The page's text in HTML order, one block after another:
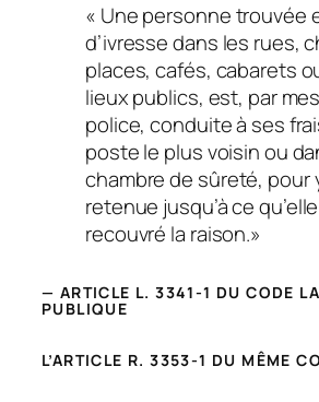
« Une personne trouvée
d’ivresse dans les rues,
places, cafés, cabarets
lieux publics, est, par
police, conduite à ses
poste le plus voisin ou
chambre de sûreté, pour
retenue jusqu’à ce
recouvré la raison.»
— ARTICLE L. 3341-1 DU CODE
PUBLIQUE
L’ARTICLE R. 3353-1 DU MÊME